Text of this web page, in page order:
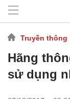
Truyền thông
Hãng
sử dụng